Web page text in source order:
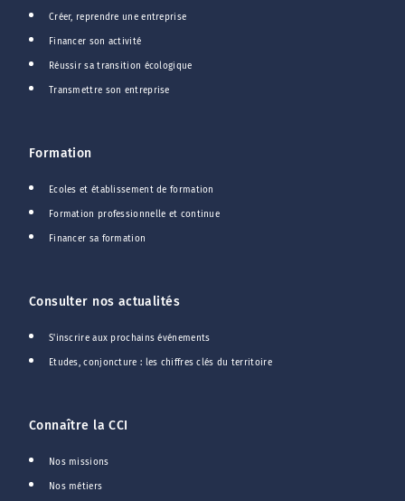
Créer, reprendre une entreprise
Financer son activité
Réussir sa transition écologique
Transmettre son entreprise
Formation
Ecoles et établissement de formation
Formation professionnelle et continue
Financer sa formation
Consulter nos actualités
S'inscrire aux prochains événements
Etudes, conjoncture : les chiffres clés du territoire
Connaître la CCI
Nos missions
Nos métiers